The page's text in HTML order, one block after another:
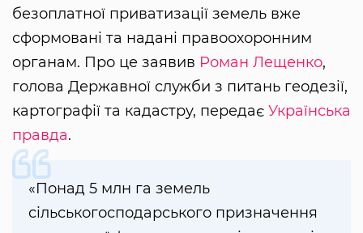
безоплатної приватизації земель вже
сформовані та надані правоохоронним
органам. Про це заявив Роман Лещенко,
голова Державної служби з питань геодезії,
картографії та кадастру, передає Українська
правда.
«Понад 5 млн га земель
сільськогосподарського призначення